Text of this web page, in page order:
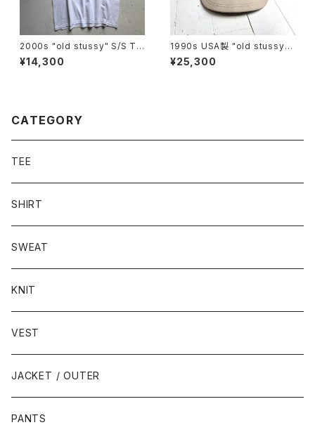
2000s "old stussy" S/S T-
shirt
¥14,300
1990s USA製 "old stussy"
cap
¥25,300
CATEGORY
TEE
SHIRT
SWEAT
KNIT
VEST
JACKET / OUTER
PANTS